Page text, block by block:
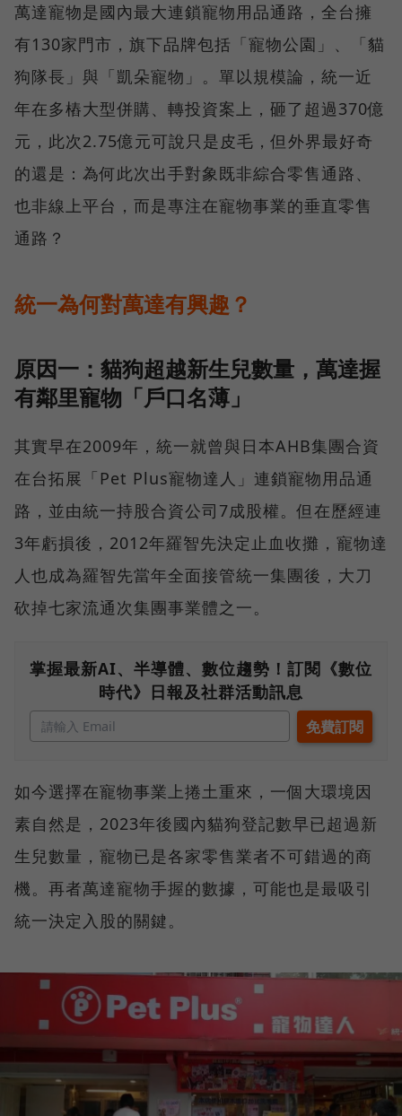
萬達寵物是國內最大連鎖寵物用品通路，全台擁
有130家門市，旗下品牌包括「寵物公園」、「貓
狗隊長」與「凱朵寵物」。單以規模論，統一近
年在多樁大型併購、轉投資案上，砸了超過370億
元，此次2.75億元可說只是皮毛，但外界最好奇
的還是：為何此次出手對象既非綜合零售通路、
也非線上平台，而是專注在寵物事業的垂直零售
通路？
統一為何對萬達有興趣？
原因一：貓狗超越新生兒數量，萬達握
有鄰里寵物「戶口名薄」
其實早在2009年，統一就曾與日本AHB集團合資
在台拓展「Pet Plus寵物達人」連鎖寵物用品通
路，並由統一持股合資公司7成股權。但在歷經連
3年虧損後，2012年羅智先決定止血收攤，寵物達
人也成為羅智先當年全面接管統一集團後，大刀
砍掉七家流通次集團事業體之一。
掌握最新AI、半導體、數位趨勢！訂閱《數位
時代》日報及社群活動訊息
如今選擇在寵物事業上捲土重來，一個大環境因
素自然是，2023年後國內貓狗登記數早已超過新
生兒數量，寵物已是各家零售業者不可錯過的商
機。再者萬達寵物手握的數據，可能也是最吸引
統一決定入股的關鍵。